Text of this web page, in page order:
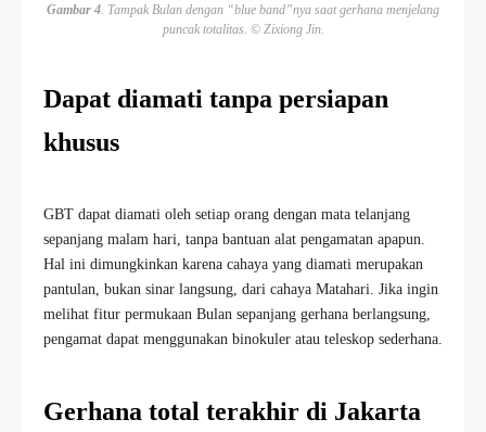
Gambar 4. Tampak Bulan dengan “blue band”nya saat gerhana menjelang
puncak totalitas. © Zixiong Jin.
Dapat diamati tanpa persiapan
khusus
GBT dapat diamati oleh setiap orang dengan mata telanjang
sepanjang malam hari, tanpa bantuan alat pengamatan apapun.
Hal ini dimungkinkan karena cahaya yang diamati merupakan
pantulan, bukan sinar langsung, dari cahaya Matahari. Jika ingin
melihat fitur permukaan Bulan sepanjang gerhana berlangsung,
pengamat dapat menggunakan binokuler atau teleskop sederhana.
Gerhana total terakhir di Jakarta